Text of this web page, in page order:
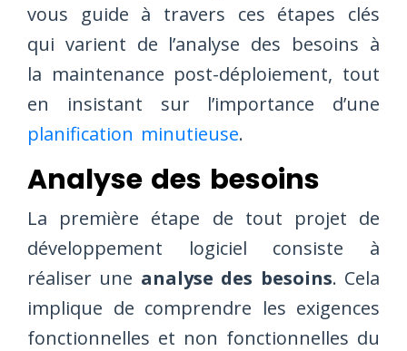
vous guide à travers ces étapes clés
qui varient de l’analyse des besoins à
la maintenance post-déploiement, tout
en insistant sur l’importance d’une
planification minutieuse.
Analyse des besoins
La première étape de tout projet de
développement logiciel consiste à
réaliser une analyse des besoins. Cela
implique de comprendre les exigences
fonctionnelles et non fonctionnelles du